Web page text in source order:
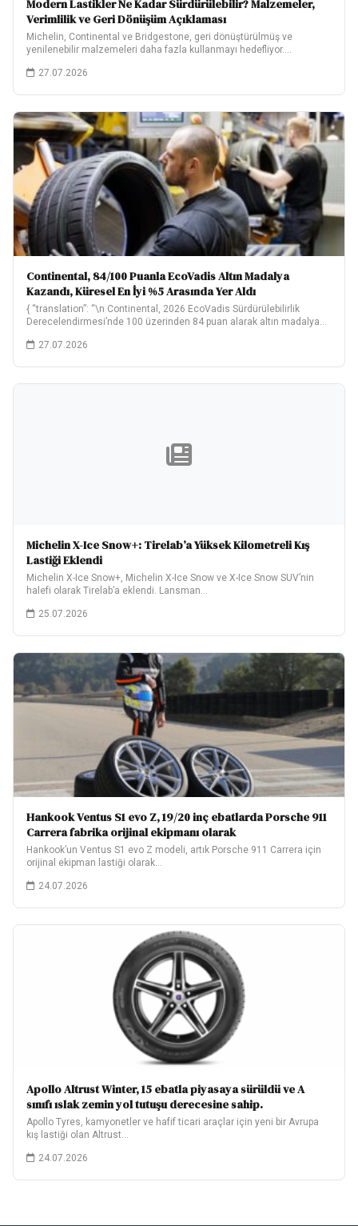
Modern Lastikler Ne Kadar Sürdürülebilir? Malzemeler,
Verimlilik ve Geri Dönüşüm Açıklaması
Michelin, Continental ve Bridgestone, geri dönüştürülmüş ve
yenilenebilir malzemeleri daha fazla kullanmayı hedefliyor.
27.07.2026
Continental, 84/100 Puanla EcoVadis Altın Madalya
Kazandı, Küresel En İyi %5 Arasında Yer Aldı
{ “translation”: “\n Continental, 2026 EcoVadis Sürdürülebilirlik
Derecelendirmesi’nde 100 üzerinden 84 puan alarak altın madalya…
27.07.2026
Michelin X-Ice Snow+: Tirelab’a Yüksek Kilometreli Kış
Lastiği Eklendi
Michelin X-Ice Snow+, Michelin X-Ice Snow ve X-Ice Snow SUV’nin
halefi olarak Tirelab’a eklendi. Lansman…
25.07.2026
Hankook Ventus S1 evo Z, 19/20 inç ebatlarda Porsche 911
Carrera fabrika orijinal ekipmanı olarak
Hankook’un Ventus S1 evo Z modeli, artık Porsche 911 Carrera için
orijinal ekipman lastiği olarak…
24.07.2026
Apollo Altrust Winter, 15 ebatla piyasaya sürüldü ve A
sınıfı ıslak zemin yol tutuşu derecesine sahip.
Apollo Tyres, kamyonetler ve hafif ticari araçlar için yeni bir Avrupa
kış lastiği olan Altrust…
24.07.2026